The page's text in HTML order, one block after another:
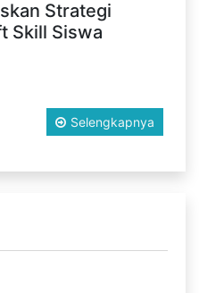
Strategi
Skill Siswa
Selengkapnya